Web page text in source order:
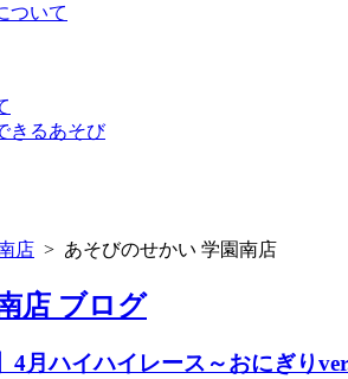
ついて
きるあそび
店 > あそびのせかい 学園南店
店 ブログ
4月ハイハイレース～おにぎり